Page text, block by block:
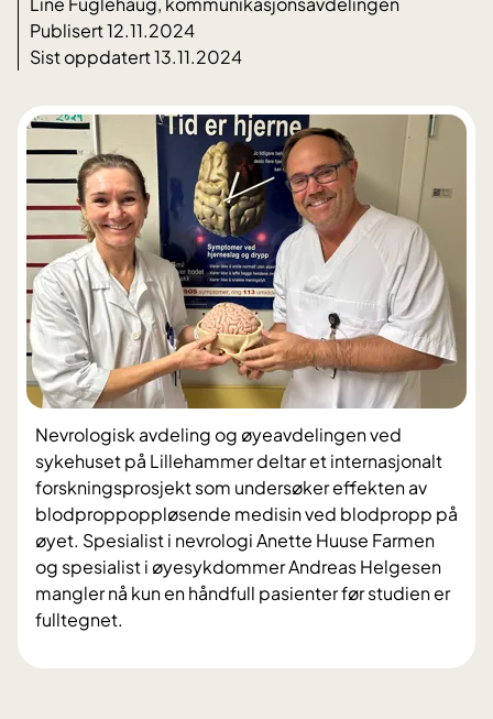
Publisert 12.11.2024
Sist oppdatert 13.11.2024
Nevrologisk avdeling og øyeavdelingen ved
sykehuset på Lillehammer deltar et internasjonalt
forskningsprosjekt som undersøker effekten av
blodproppoppløsende medisin ved blodpropp på
øyet. Spesialist i nevrologi Anette Huuse Farmen
og spesialist i øyesykdommer Andreas Helgesen
mangler nå kun en håndfull pasienter før studien er
fulltegnet.